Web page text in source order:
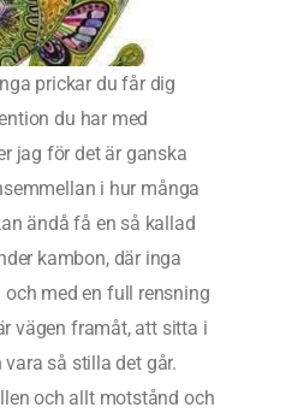
prickar du får dig
du har med
jag för det är ganska
i hur många
ändå få en så kallad
kambon, där inga
med en full rensning
vägen framåt, att sitta i
så stilla det går.
och allt motstånd och